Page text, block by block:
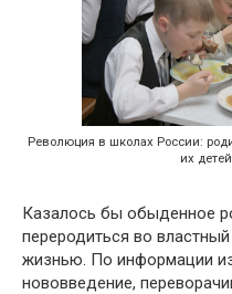
Революция в школах России:
их
Казалось бы обыденное
переродиться во
жизнью. По информации
нововведение,